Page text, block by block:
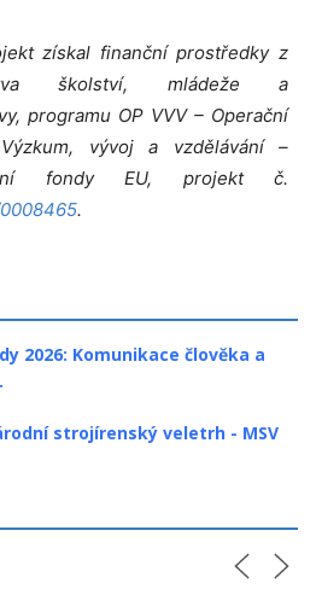
získal finanční prostředky z
školství, mládeže a
programu OP VVV – Operační
vývoj a vzdělávání –
fondy EU, projekt č.
.
2026: Komunikace člověka a
strojírenský veletrh - MSV